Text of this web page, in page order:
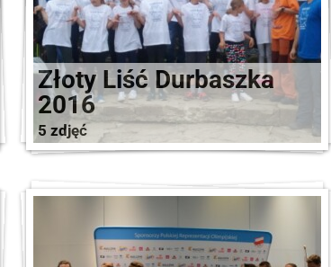
Złoty Liść Durbaszka
2016
5 zdjęć